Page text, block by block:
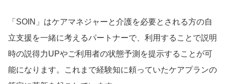
「SOIN」はケアマネジャーと介護を必要とされる方の自
立支援を一緒に考えるパートナーで、利用することで説明
時の説得力UPやご利用者の状態予測を提示することが可
能になります。これまで経験知に頼っていたケアプランの